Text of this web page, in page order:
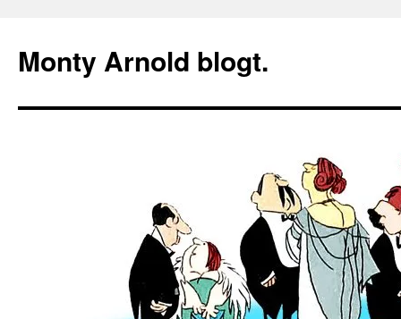
springen
Monty Arnold blogt.